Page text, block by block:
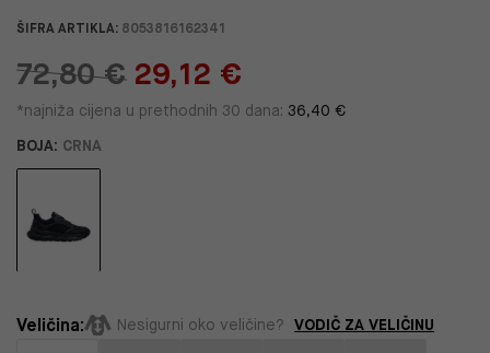
ŠIFRA ARTIKLA: 8053816162341
72,80 € 29,12 €
*najniža cijena u prethodnih 30 dana: 36,40 €
BOJA: CRNA
Veličina: Nesigurni oko veličine? VODIČ ZA VELIČINU